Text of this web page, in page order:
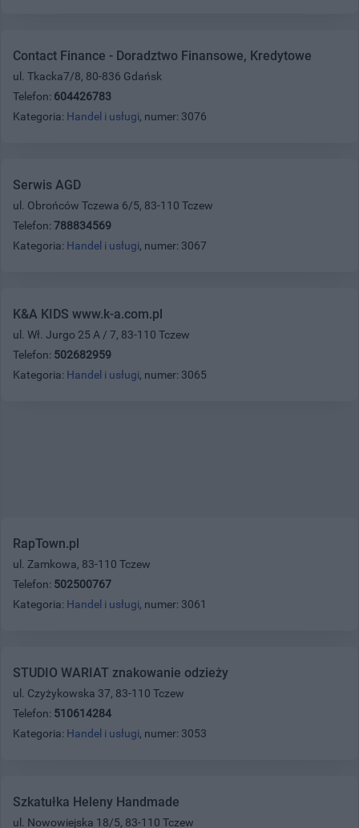
Contact Finance - Doradztwo Finansowe, Kredytowe
ul. Tkacka7/8, 80-836 Gdańsk
Telefon: 604426783
Kategoria: Handel i usługi, numer: 3076
Serwis AGD
ul. Obrońców Tczewa 6/5, 83-110 Tczew
Telefon: 788834569
Kategoria: Handel i usługi, numer: 3067
K&A KIDS www.k-a.com.pl
ul. Wł. Jurgo 25 A / 7, 83-110 Tczew
Telefon: 502682959
Kategoria: Handel i usługi, numer: 3065
RapTown.pl
ul. Zamkowa, 83-110 Tczew
Telefon: 502500767
Kategoria: Handel i usługi, numer: 3061
STUDIO WARIAT znakowanie odzieży
ul. Czyżykowska 37, 83-110 Tczew
Telefon: 510614284
Kategoria: Handel i usługi, numer: 3053
Szkatułka Heleny Handmade
ul. Nowowiejska 18/5, 83-110 Tczew